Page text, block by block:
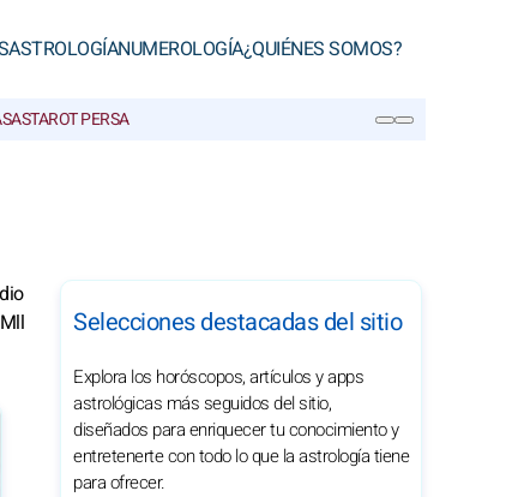
ASTROLOGÍANUMEROLOGÍA¿QUIÉNES SOMOS?
TAROT PERSA
Selecciones destacadas del sitio
Explora los horóscopos, artículos y apps
astrológicas más seguidos del sitio,
diseñados para enriquecer tu conocimiento y
entretenerte con todo lo que la astrología tiene
para ofrecer.